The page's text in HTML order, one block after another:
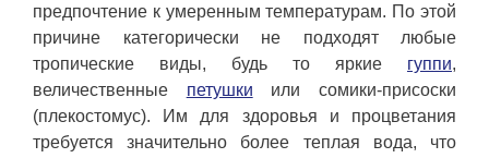
предпочтение к умеренным температурам. По этой
причине категорически не подходят любые
тропические виды, будь то яркие гуппи,
величественные петушки или сомики-присоски
(плекостомус). Им для здоровья и процветания
требуется значительно более теплая вода, что